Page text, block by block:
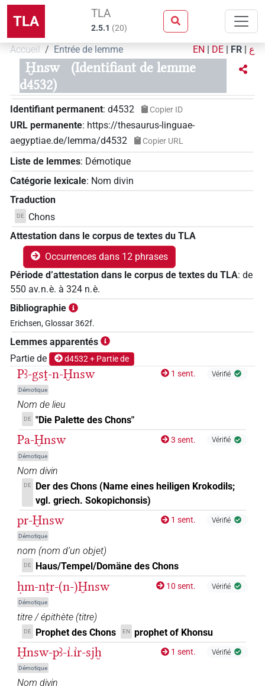
TLA TLA
2.5.1 (20)
Accueil Entrée de lemme EN | DE | FR | ع
Ḫnsw
(Identifiant de lemme
d4532)
Identifiant permanent: d4532 Copier ID
URL permanente: https://thesaurus-linguae-
aegyptiae.de/lemma/d4532
Copier URL
Liste de lemmes: Démotique
Catégorie lexicale: Nom divin
Traduction
DE
Chons
Attestation dans le corpus de textes du TLA
Occurrences dans 12 phrases
Période d’attestation dans le corpus de textes du TLA: de
550 av. n. è. à 324 n. è.
Bibliographie
Erichsen, Glossar 362f.
Lemmes apparentés
Partie de
d4532 + Partie de
Pꜣ-gsṱ-n-Ḫnsw
Démotique
1 sent. Vérifié
Nom de lieu
DE "Die Palette des Chons"
Pa-Ḫnsw
Démotique
3 sent. Vérifié
Nom divin
DE
Der des Chons (Name eines heiligen Krokodils;
vgl. griech. Sokopichonsis)
pr-Ḫnsw
Démotique
1 sent. Vérifié
nom (nom d’un objet)
DE Haus/Tempel/Domäne des Chons
ḥm-nṯr-(n-)Ḫnsw
Démotique
10 sent. Vérifié
titre / épithète (titre)
DE Prophet des Chons EN prophet of Khonsu
Ḫnsw-pꜣ-ı͗.ı͗r-sjḫ
Démotique
1 sent. Vérifié
Nom divin